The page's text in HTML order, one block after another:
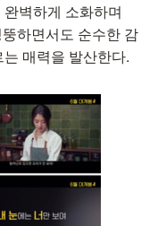
완벽하게 소화하며
하면서도 순수한 감
매력을 발산한다.